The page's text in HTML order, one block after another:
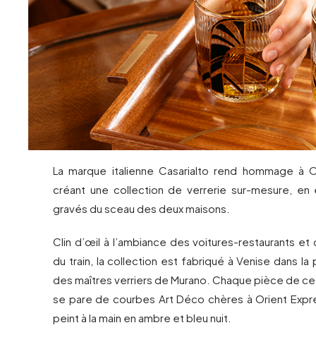
La marque italienne Casarialto rend hommage à
créant une collection de verrerie sur-mesure,
gravés du sceau des deux maisons.
Clin d’œil à l’ambiance des voitures-restaurants
du train, la collection est fabriqué à Venise dans la
des maîtres verriers de Murano. Chaque pièce de
se pare de courbes Art Déco chères à Orient
peint à la main en ambre et bleu nuit.